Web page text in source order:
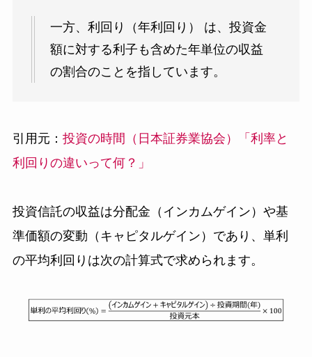
一方、利回り（年利回り） は、投資金
額に対する利子も含めた年単位の収益
の割合のことを指しています。
引用元： 投資の時間（日本証券業協会）「利率と
利回りの違いって何？」
投資信託の収益は分配金（インカムゲイン）や基
準価額の変動（キャピタルゲイン）であり、単利
の平均利回りは次の計算式で求められます。